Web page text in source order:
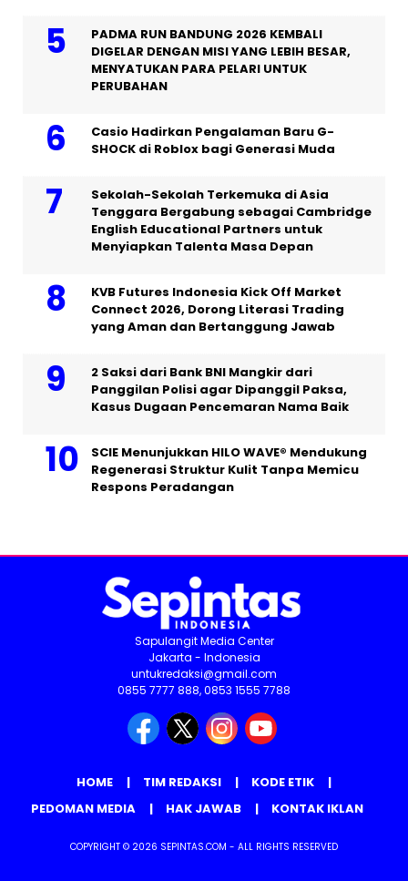
PADMA RUN BANDUNG 2026 KEMBALI
DIGELAR DENGAN MISI YANG LEBIH BESAR,
MENYATUKAN PARA PELARI UNTUK
PERUBAHAN
Casio Hadirkan Pengalaman Baru G-
SHOCK di Roblox bagi Generasi Muda
Sekolah-Sekolah Terkemuka di Asia
Tenggara Bergabung sebagai Cambridge
English Educational Partners untuk
Menyiapkan Talenta Masa Depan
KVB Futures Indonesia Kick Off Market
Connect 2026, Dorong Literasi Trading
yang Aman dan Bertanggung Jawab
2 Saksi dari Bank BNI Mangkir dari
Panggilan Polisi agar Dipanggil Paksa,
Kasus Dugaan Pencemaran Nama Baik
SCIE Menunjukkan HILO WAVE® Mendukung
Regenerasi Struktur Kulit Tanpa Memicu
Respons Peradangan
Sapulangit Media Center
Jakarta - Indonesia
untukredaksi@gmail.com
0855 7777 888, 0853 1555 7788
HOME TIM REDAKSI
KODE ETIK
PEDOMAN MEDIA
HAK JAWAB KONTAK IKLAN
COPYRIGHT © 2026 SEPINTAS.COM - ALL RIGHTS RESERVED